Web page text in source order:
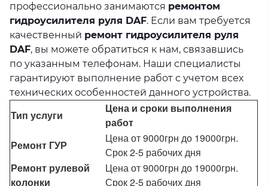
профессионально занимаются ремонтом
гидроусилителя руля DAF. Если вам требуется
качественный ремонт гидроусилителя руля
DAF, вы можете обратиться к нам, связавшись
по указанным телефонам. Наши специалисты
гарантируют выполнение работ с учетом всех
технических особенностей данного устройства.
Тип услуги
Цена и сроки выполнения
работ
Ремонт ГУР
Цена от 9000грн до 19000грн.
Срок 2-5 рабочих дня
Ремонт рулевой
колонки
Цена от 9000грн до 19000грн.
Срок 2-5 рабочих дня